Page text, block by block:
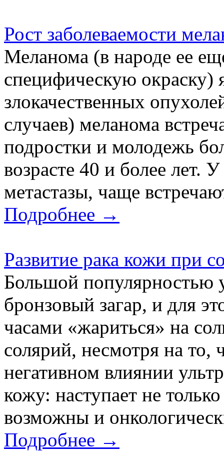
Рост заболеваемости
Меланома (в народе ее
специфическую окраску)
злокачественных
случаев) меланома
подростки и молодежь
возрасте 40 и более
метастазы, чаще
Подробнее →
Развитие рака кожи при
Большой популярностью
бронзовый загар, и для
часами «жариться» на
солярий, несмотря на то,
негативном влиянии
кожу: наступает не
возможны и
Подробнее →